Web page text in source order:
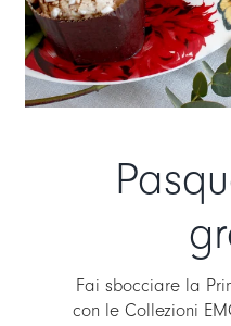
Fai sbocciare la
con le Collezioni